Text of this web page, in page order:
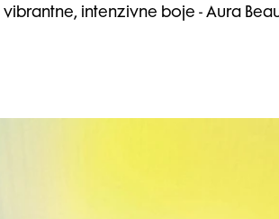
vibrantne, intenzivne boje - Aura